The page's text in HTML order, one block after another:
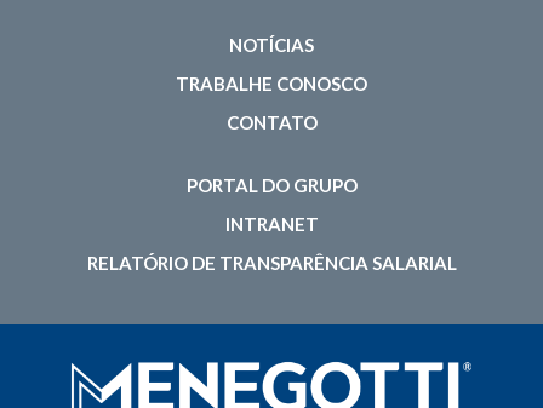
NOTÍCIAS
TRABALHE CONOSCO
CONTATO
PORTAL DO GRUPO
INTRANET
RELATÓRIO DE TRANSPARÊNCIA SALARIAL